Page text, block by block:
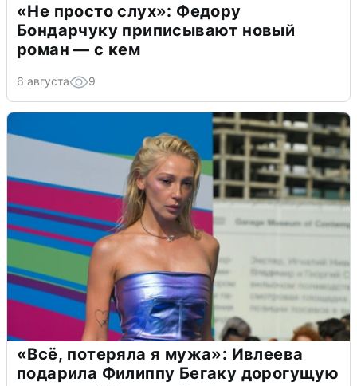
«Не просто слух»: Федору
Бондарчуку приписывают новый
роман — с кем
6 августа 9
«Всё, потеряла я мужа»: Ивлеева
подарила Филиппу Бегаку дорогущую